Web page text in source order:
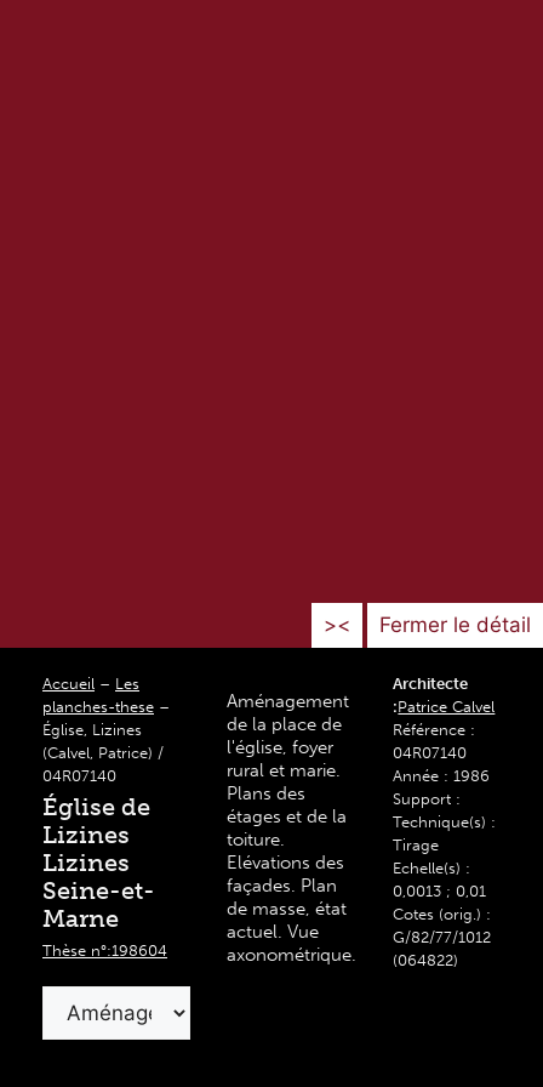
>< Fermer le détail
Accueil – Les
planches-these –
Église, Lizines
(Calvel, Patrice) /
04R07140
Église de
Lizines
Lizines
Seine-et-
Marne
Thèse n°:198604
Aménagement
de la place de
l'église, foyer
rural et marie.
Plans des
étages et de la
toiture.
Elévations des
façades. Plan
de masse, état
actuel. Vue
axonométrique.
Architecte
:Patrice Calvel
Référence :
04R07140
Année : 1986
Support :
Technique(s) :
Tirage
Echelle(s) :
0,0013 ; 0,01
Cotes (orig.) :
G/82/77/1012
(064822)